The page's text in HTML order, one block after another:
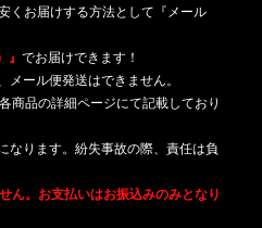
くお届けする方法として『メール
でお届けできます！
メール便発送はできません。
商品の詳細ページにて記載しており
ります。紛失事故の際、責任は負
ん。お支払いはお振込みのみとなり